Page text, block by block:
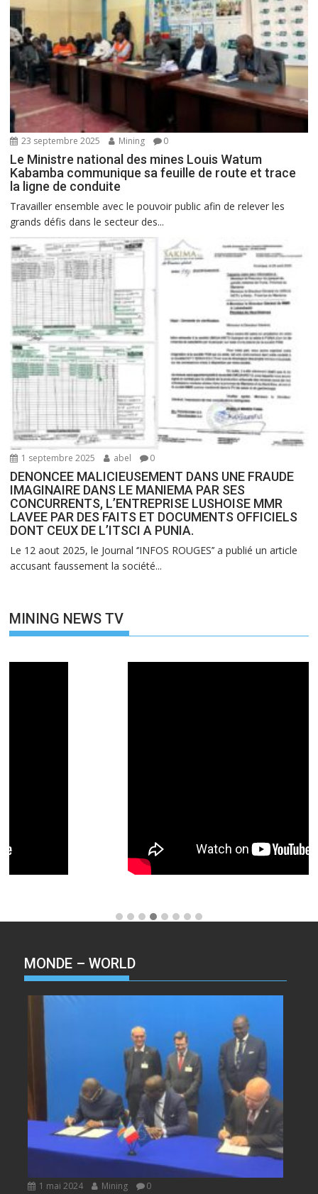
23 septembre 2025 Mining 0
Le Ministre national des mines Louis Watum
Kabamba communique sa feuille de route et trace
la ligne de conduite
Travailler ensemble avec le pouvoir public afin de relever les
grands défis dans le secteur des...
1 septembre 2025 abel 0
DENONCEE MALICIEUSEMENT DANS UNE FRAUDE
IMAGINAIRE DANS LE MANIEMA PAR SES
CONCURRENTS, L’ENTREPRISE LUSHOISE MMR
LAVEE PAR DES FAITS ET DOCUMENTS OFFICIELS
DONT CEUX DE L’ITSCI A PUNIA.
Le 12 aout 2025, le Journal ‘’INFOS ROUGES’’ a publié un article
accusant faussement la société...
MINING NEWS TV
MONDE – WORLD
1 mai 2024 Mining 0